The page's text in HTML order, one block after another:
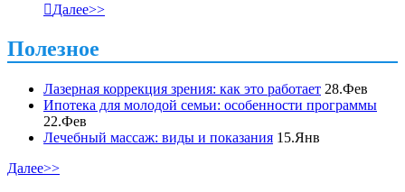
Далее>>
Полезное
Лазерная коррекция зрения: как это работает 28.Фев
Ипотека для молодой семьи: особенности программы
22.Фев
Лечебный массаж: виды и показания 15.Янв
Далее>>